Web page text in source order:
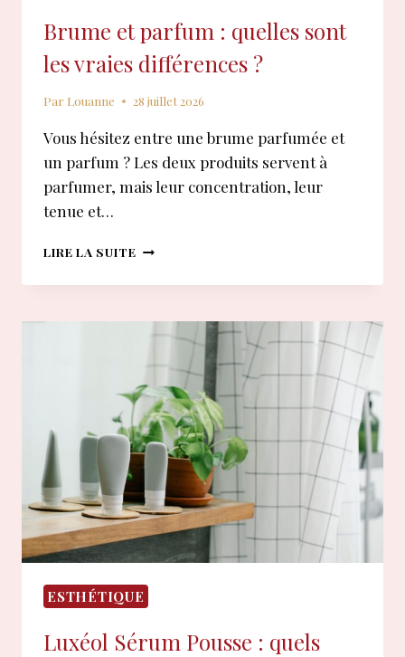
Brume et parfum : quelles sont
les vraies différences ?
Par Louanne 28 juillet 2026
Vous hésitez entre une brume parfumée et
un parfum ? Les deux produits servent à
parfumer, mais leur concentration, leur
tenue et…
LIRE LA SUITE BRUME
PARFUM
QUELLES
VRAIES
DIFFÉRENCES
?
ESTHÉTIQUE
Luxéol Sérum Pousse : quels